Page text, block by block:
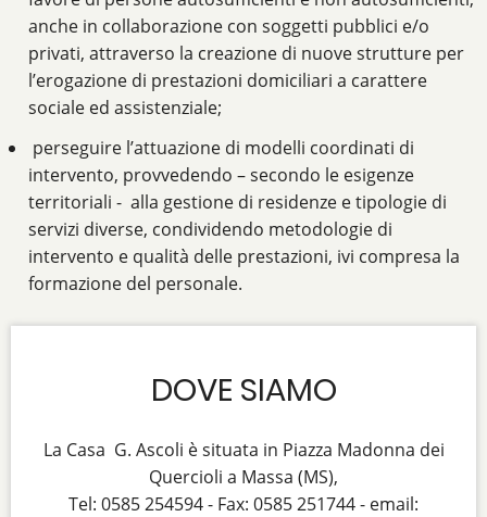
anche in collaborazione con soggetti pubblici e/o
privati, attraverso la creazione di nuove strutture per
l’erogazione di prestazioni domiciliari a carattere
sociale ed assistenziale;
perseguire l’attuazione di modelli coordinati di
intervento, provvedendo – secondo le esigenze
territoriali - alla gestione di residenze e tipologie di
servizi diverse, condividendo metodologie di
intervento e qualità delle prestazioni, ivi compresa la
formazione del personale.
DOVE SIAMO
La Casa G. Ascoli è situata in Piazza Madonna dei
Quercioli a Massa (MS),
Tel: 0585 254594 - Fax: 0585 251744 - email: